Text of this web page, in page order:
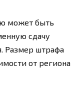
может быть
сдачу
Размер штрафа
от региона